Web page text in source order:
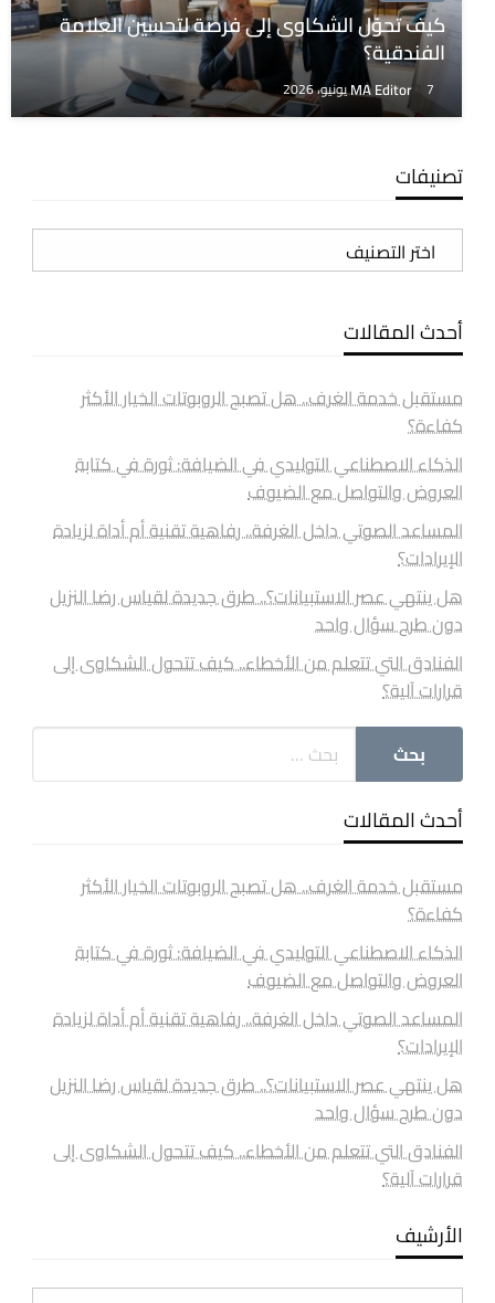
كيف تحوّل الشكاوى إلى فرصة لتحسين العلامة
الفندقية؟
MA Editor 7 يونيو، 2026
تصنيفات
تصنيفات
أحدث المقالات
مستقبل خدمة الغرف.. هل تصبح الروبوتات الخيار الأكثر
كفاءة؟
الذكاء الاصطناعي التوليدي في الضيافة: ثورة في كتابة
العروض والتواصل مع الضيوف
المساعد الصوتي داخل الغرفة.. رفاهية تقنية أم أداة لزيادة
الإيرادات؟
هل ينتهي عصر الاستبيانات؟.. طرق جديدة لقياس رضا النزيل
دون طرح سؤال واحد
الفنادق التي تتعلم من الأخطاء.. كيف تتحول الشكاوى إلى
قرارات آلية؟
أحدث المقالات
مستقبل خدمة الغرف.. هل تصبح الروبوتات الخيار الأكثر
كفاءة؟
الذكاء الاصطناعي التوليدي في الضيافة: ثورة في كتابة
العروض والتواصل مع الضيوف
المساعد الصوتي داخل الغرفة.. رفاهية تقنية أم أداة لزيادة
الإيرادات؟
هل ينتهي عصر الاستبيانات؟.. طرق جديدة لقياس رضا النزيل
دون طرح سؤال واحد
الفنادق التي تتعلم من الأخطاء.. كيف تتحول الشكاوى إلى
قرارات آلية؟
الأرشيف